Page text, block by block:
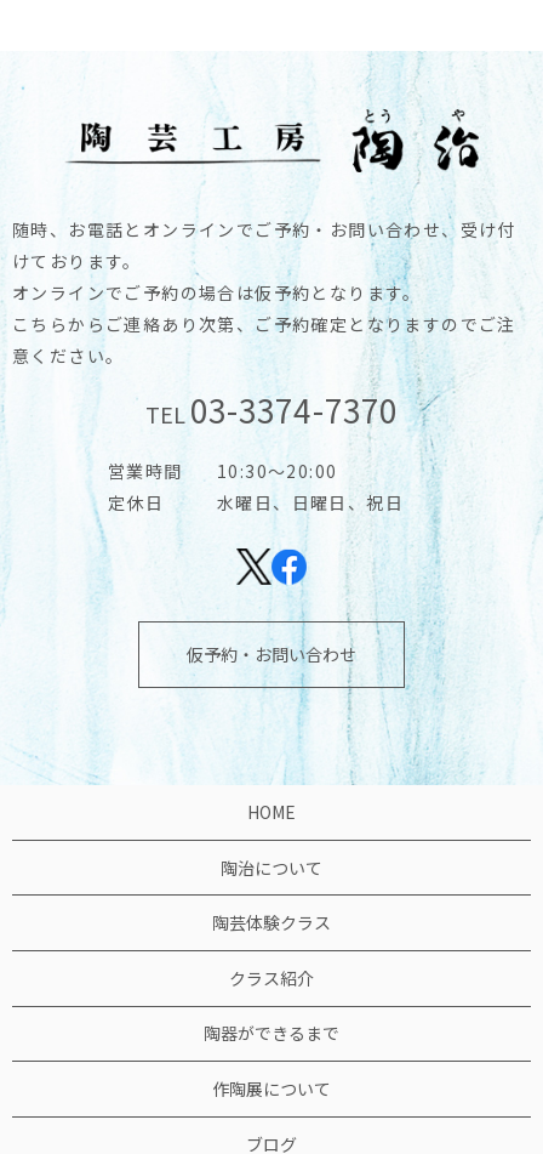
随時、お電話とオンラインでご予約・お問い合わせ、受け付
けております。
オンラインでご予約の場合は仮予約となります。
こちらからご連絡あり次第、ご予約確定となりますのでご注
意ください。
TEL03-3374-7370
営業時間
10:30～20:00
定休日
水曜日、日曜日、祝日
仮予約・お問い合わせ
HOME
陶治について
陶芸体験クラス
クラス紹介
陶器ができるまで
作陶展について
ブログ